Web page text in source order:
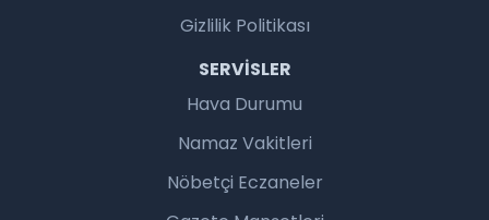
Gizlilik Politikası
SERVISLER
Hava Durumu
Namaz Vakitleri
Nöbetçi Eczaneler